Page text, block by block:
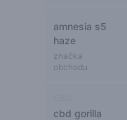
amnesia s5
haze
značka
obchodu
cbd gorilla